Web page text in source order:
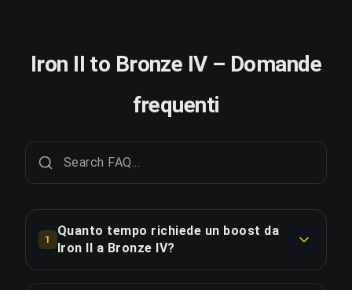
Iron II to Bronze IV – Domande
frequenti
1
Quanto tempo richiede un boost da
Iron II a Bronze IV?